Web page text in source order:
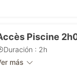
Piscine
Duración : 2h
más